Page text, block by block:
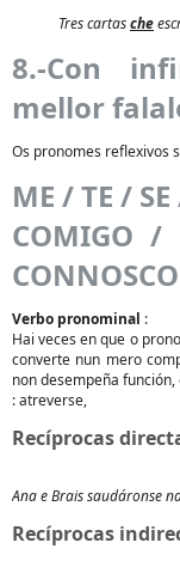
Tres cartasche
8.-Con
mellor
Os pronomes reflexivos
ME / TE /
COMIGO /
Verbo pronominal :
Hai veces en que o
converte nun mero
non desempeña
: atreverse,
Recíprocas
Ana e Brais saudáronse
Recíprocas